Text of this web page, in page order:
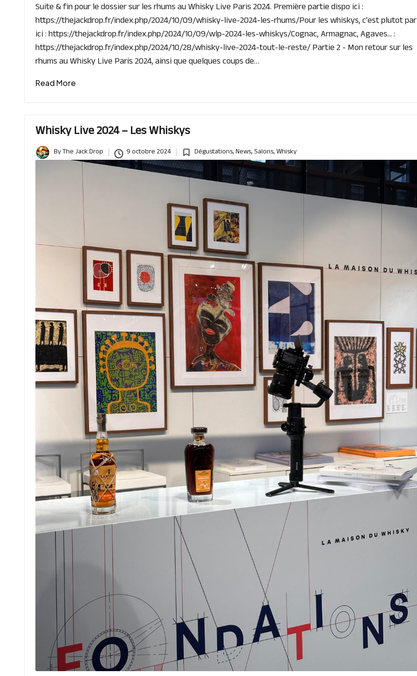
Suite & fin pour le dossier sur les rhums au Whisky Live Paris 2024. Première partie dispo ici :
https://thejackdrop.fr/index.php/2024/10/09/whisky-live-2024-les-rhums/Pour les whiskys, c'est plutot par
ici : https://thejackdrop.fr/index.php/2024/10/09/wlp-2024-les-whiskys/Cognac, Armagnac, Agaves... :
https://thejackdrop.fr/index.php/2024/10/28/whisky-live-2024-tout-le-reste/ Partie 2 - Mon retour sur les
rhums au Whisky Live Paris 2024, ainsi que quelques coups de…
Read More
Whisky Live 2024 – Les Whiskys
PostedByThe Jack Drop 9 octobre 2024
Posted
in
Dégustations,News,Salons,Whisky